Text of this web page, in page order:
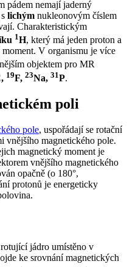
pádem nemají jaderný
lichým nukleonovým číslem
Charakteristickým
1H, který má jeden proton a
V organismu je více
objektem pro MR
19F, 23Na, 31P.
poli
pole, uspořádají se rotační
vnějšího magnetického pole.
magnetický moment je
vnějšího magnetického
opačně (o 180°,
protonů je energeticky
jádro umístěno v
ke srovnání magnetických